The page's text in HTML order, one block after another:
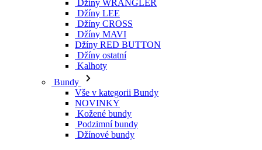
Džíny WRANGLER
Džíny LEE
Džíny CROSS
Džíny MAVI
Džíny RED BUTTON
Džíny ostatní
Kalhoty
Bundy
Vše v kategorii Bundy
NOVINKY
Kožené bundy
Podzimní bundy
Džínové bundy